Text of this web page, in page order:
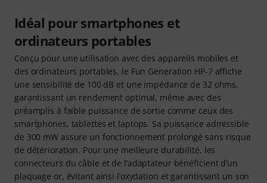
Idéal pour smartphones et
ordinateurs portables
Conçu pour une utilisation avec des appareils mobiles et
des ordinateurs portables, le Fun Generation HP-7 affiche
une sensibilité de 100 dB et une impédance de 32 ohms,
garantissant un rendement optimal, même avec des
préamplis à faible puissance de sortie comme ceux des
smartphones, tablettes et laptops. Sa puissance admissible
de 300 mW assure un fonctionnement prolongé sans risque
de détérioration. Pour une meilleure durabilité, les
connecteurs du câble et de l’adaptateur bénéficient d’un
plaquage or, évitant ainsi l’oxydation et garantissant un son